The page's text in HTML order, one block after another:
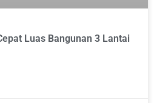
Luas Bangunan 3 Lantai